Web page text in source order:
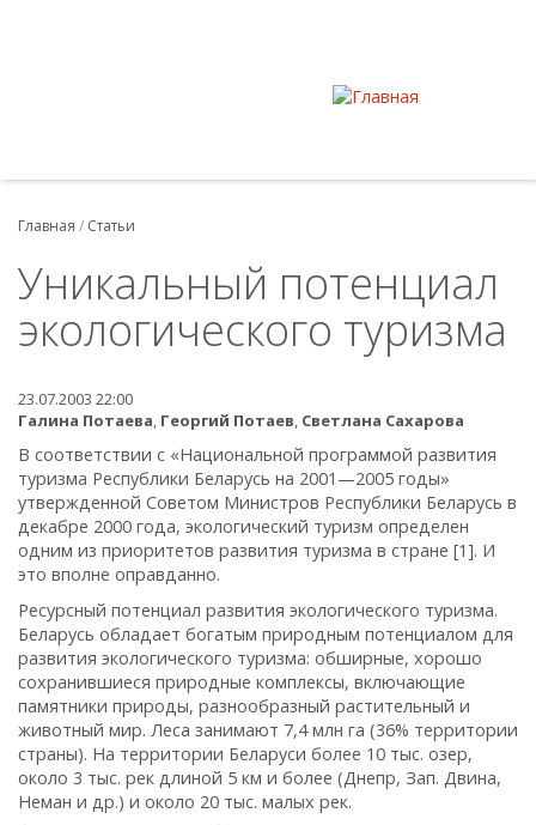
Главная / Статьи
Уникальный потенциал
экологического туризма
23.07.2003 22:00
Галина Потаева, Георгий Потаев, Светлана Сахарова
В соответствии с «Национальной программой развития
туризма Республики Беларусь на 2001—2005 годы»
утвержденной Советом Министров Республики Беларусь в
декабре 2000 года, экологический туризм определен
одним из приоритетов развития туризма в стране [1]. И
это вполне оправданно.
Ресурсный потенциал развития экологического туризма.
Беларусь обладает богатым природным потенциалом для
развития экологического туризма: обширные, хорошо
сохранившиеся природные комплексы, включающие
памятники природы, разнообразный растительный и
животный мир. Леса занимают 7,4 млн га (36% территории
страны). На территории Беларуси более 10 тыс. озер,
около 3 тыс. рек длиной 5 км и более (Днепр, Зап. Двина,
Неман и др.) и около 20 тыс. малых рек.